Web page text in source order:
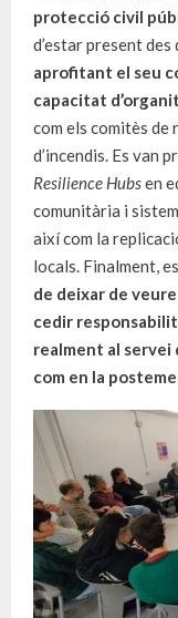
protecció civil
d’estar present des
aprofitant el seu
capacitat
com els comitès
d’incendis. Es van
Resilience Hubsen
comunitària i
així com la
locals. Finalment,
de deixar de
cedir
realment al
com en la